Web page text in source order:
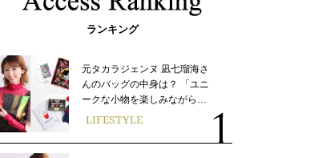
ランキング
元タカラジェンヌ 凪七瑠海さ
んのバッグの中身は？ 「ユニ
ークな小物を楽しみながら…
LIFESTYLE